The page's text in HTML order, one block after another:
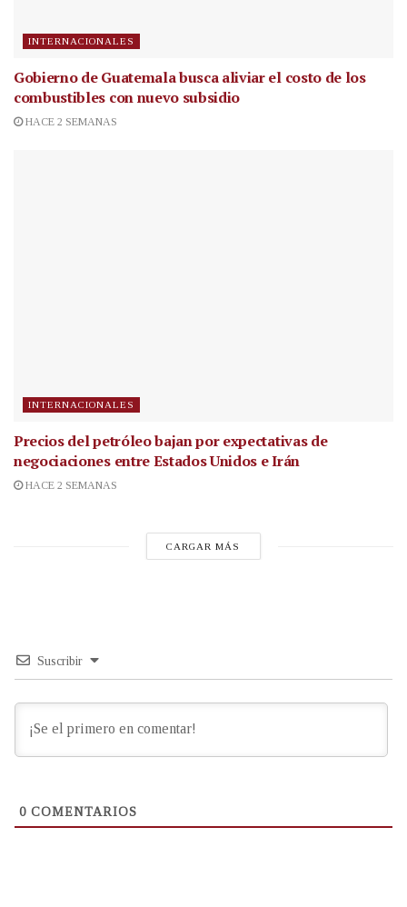
INTERNACIONALES
Gobierno de Guatemala busca aliviar el costo de los
combustibles con nuevo subsidio
HACE 2 SEMANAS
INTERNACIONALES
Precios del petróleo bajan por expectativas de
negociaciones entre Estados Unidos e Irán
HACE 2 SEMANAS
CARGAR MÁS
Suscribir
0 COMENTARIOS